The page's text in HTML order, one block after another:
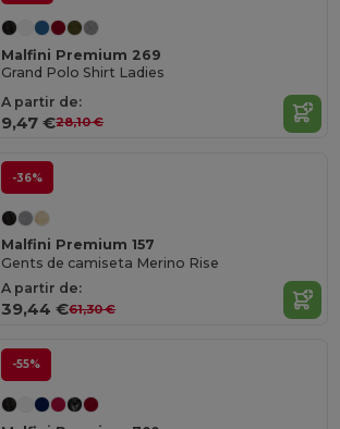
Malfini Premium 269
Grand Polo Shirt Ladies
A partir de:
9,47 €28,10 €
-36%
Malfini Premium 157
Gents de camiseta Merino Rise
A partir de:
39,44 €61,30 €
-55%